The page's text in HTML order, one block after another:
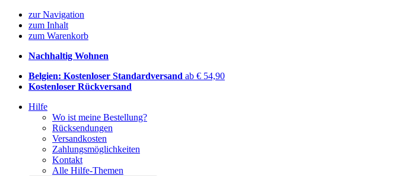
zur Navigation
zum Inhalt
zum Warenkorb
Nachhaltig Wohnen
Belgien: Kostenloser Standardversand ab € 54,90
Kostenloser Rückversand
Hilfe
Wo ist meine Bestellung?
Rücksendungen
Versandkosten
Zahlungsmöglichkeiten
Kontakt
Alle Hilfe-Themen